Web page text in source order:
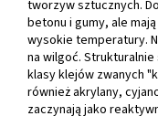
tworzyw sztucznych.
betonu i gumy, ale
wysokie temperatury.
na wilgoć.
klasy klejów zwanych
również akrylany,
zaczynają jako